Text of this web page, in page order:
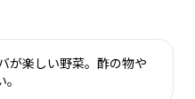
が楽しい野菜。酢の物や